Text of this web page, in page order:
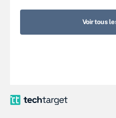
Voir tous